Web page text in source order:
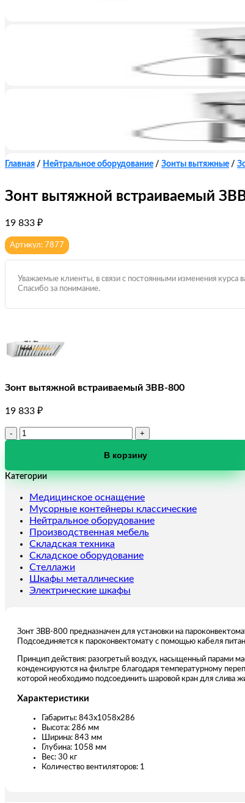
Главная / Нейтральное оборудование / Зонты вытяжные /
Зонт вытяжной встраиваемый
19 833 ₽
Артикул: 7877
Уважаемые клиенты, в связи с постоянными изменения
Спасибо за понимание.
Зонт вытяжной встраиваемый ЗВВ-800
19 833 ₽
Количество
встраиваемый
В корзину
Категории
Медицинское оснащение
Мусорные контейнеры классические
Нейтральное оборудование
Производственная мебель
Складская техника
Складское оборудование
Стеллажи
Шкафы металлические
Электрические шкафы
Зонт ЗВВ-800 предназначен для установки на
Подсоединяется к пароконвектомату с помощью кабеля
Принцип действия: разогретый воздух, насыщенный парами
конденсируются на фильтре благодаря температурному
которой необходимо подсоединить шаровой кран для слива
Характеристики
Габариты: 843х1058х286
Высота: 286 мм
Ширина: 843 мм
Глубина: 1058 мм
Вес: 30 кг
Количество вентиляторов: 1